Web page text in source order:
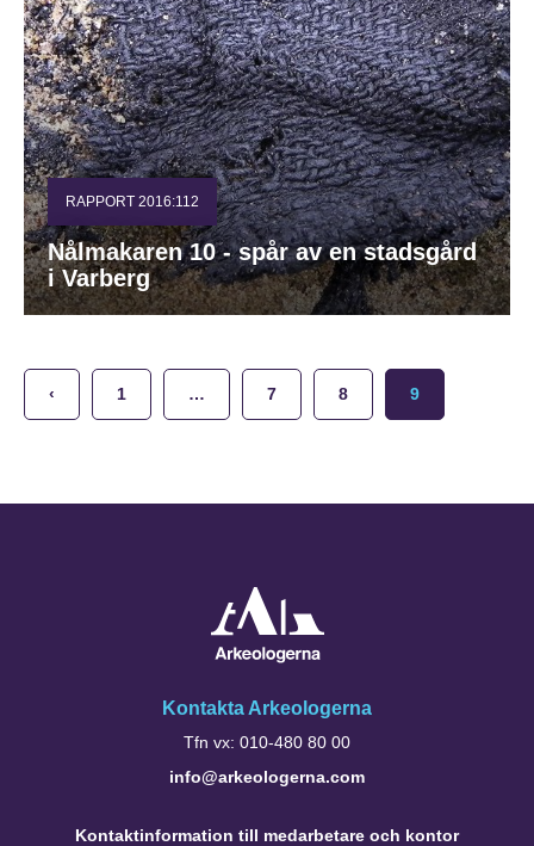
RAPPORT 2016:112
Nålmakaren 10 - spår av en stadsgård
i Varberg
‹ 1 … 7 8 9
Kontakta Arkeologerna
Tfn vx: 010-480 80 00
info@arkeologerna.com
Kontaktinformation till medarbetare och kontor